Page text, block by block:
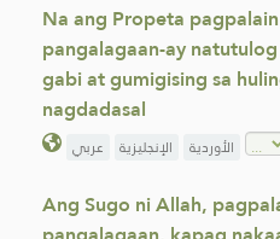
Na ang Propeta
pangalagaan-ay
gabi at gumigising sa
nagdadasal
عربي الإنجليزية الأوردية
Ang Sugo ni Allah,